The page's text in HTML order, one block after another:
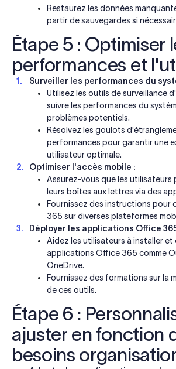
Restaurez les données
partir de sauvegardes si
Étape 5 : Optimiser
performances et
Surveiller les performances du
Utilisez les outils de surveillance
suivre les performances du
problèmes potentiels.
Résolvez les goulots
performances pour garantir une
utilisateur optimale.
Optimiser l'accès mobile :
Assurez-vous que les utilisateurs
leurs boîtes aux lettres via des
Fournissez des instructions pour
365 sur diverses plateformes
Déployer les applications Office
Aidez les utilisateurs à installer et
applications Office 365 comme
OneDrive.
Fournissez des formations sur la
de ces outils.
Étape 6 :
ajuster en fonction
besoins